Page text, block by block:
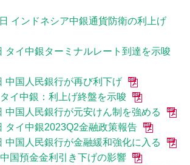
インドネシア中銀通貨防衛の利上げ
タイ中銀ターミナルレート到達を示唆
中国人民銀行が再び利下げ
イ中銀：利上げ終盤を示唆
中国人民銀行が元安けん制を強める
タイ中銀2023Q2金融政策報告
中国人民銀行が金融緩和強化に入る
国預金金利引き下げの影響